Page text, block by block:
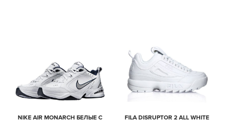
NIKE AIR MONARCH БЕЛЫЕ С
FILA DISRUPTOR 2 ALL WHITE